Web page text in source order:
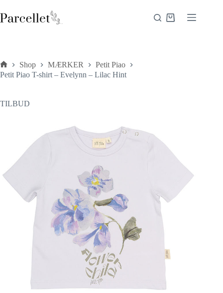
til
indhold
Indkøbskurv
Forside
Shop MÆRKER
Petit Piao
Petit Piao T-shirt – Evelynn – Lilac Hint
TILBUD